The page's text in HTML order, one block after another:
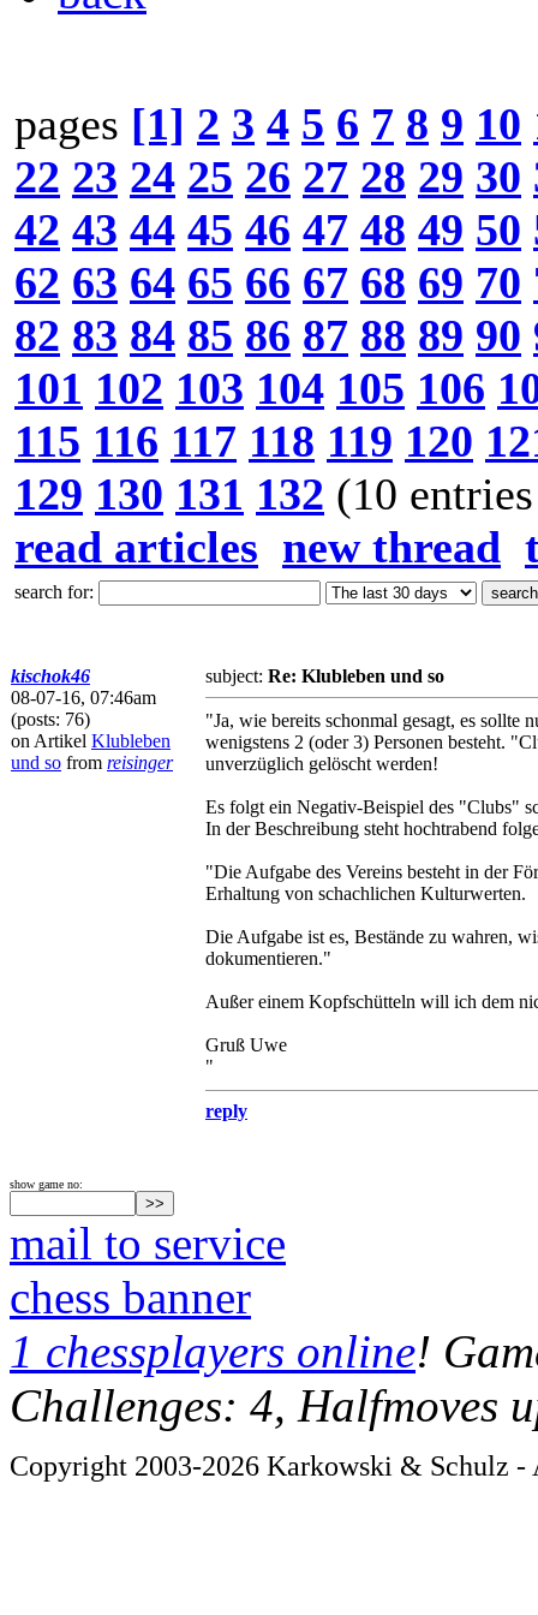
pages [1] 2 3 4 5 6 7 8 9 10
22 23 24 25 26 27 28 29 30
42 43 44 45 46 47 48 49 50
62 63 64 65 66 67 68 69 70
82 83 84 85 86 87 88 89 90
101 102 103 104 105 106
115 116 117 118 119 120
129 130 131 132 (10
read articles new thread
search for:
kischok46
08-07-16, 07:46am
(posts: 76)
on Artikel Klubleben
und so from reisinger
subject: Re: Klubleben und so
"Ja, wie bereits schonmal gesagt, es
wenigstens 2 (oder 3) Personen besteht.
unverzüglich gelöscht werden!
Es folgt ein Negativ-Beispiel des "Clubs"
In der Beschreibung steht hochtrabend
"Die Aufgabe des Vereins besteht in der
Erhaltung von schachlichen Kulturwerten.
Die Aufgabe ist es, Bestände zu wahren,
dokumentieren."
Außer einem Kopfschütteln will ich dem
Gruß Uwe
"
reply
show game no:
mail to service
chess banner
1 chessplayers online!
Challenges: 4, Halfmoves
Copyright 2003-2026 Karkowski & Schulz